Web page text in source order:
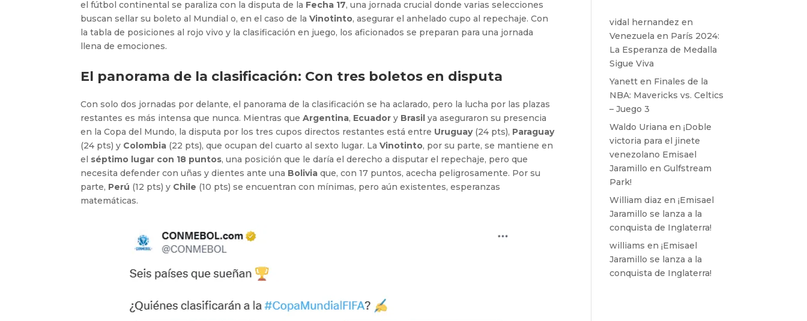
el fútbol continental se paraliza con la disputa de la Fecha 17, una jornada crucial donde varias selecciones
buscan sellar su boleto al Mundial o, en el caso de laVinotinto, asegurar el anhelado cupo al repechaje. Con
la tabla de posiciones al rojo vivo y la clasificación en juego, los aficionados se preparan para una jornada
llena de emociones.
El panorama de la clasificación: Con tres boletos en disputa
Con solo dos jornadas por delante, el panorama de la clasificación se ha aclarado, pero la lucha por las plazas
restantes es más intensa que nunca. Mientras queArgentina, Ecuador y Brasil ya aseguraron su presencia
en la Copa del Mundo, la disputa por los tres cupos directos restantes está entre Uruguay(24 pts), Paraguay
(24 pts) y Colombia (22 pts), que ocupan del cuarto al sexto lugar. LaVinotinto, por su parte, se mantiene en
el séptimo lugar con 18 puntos, una posición que le daría el derecho a disputar el repechaje, pero que
necesita defender con uñas y dientes ante una Bolivia que, con 17 puntos, acecha peligrosamente. Por su
parte, Perú (12 pts) y Chile (10 pts) se encuentran con mínimas, pero aún existentes, esperanzas
matemáticas.
vidal hernandez en
Venezuela en París 2024:
La Esperanza de Medalla
Sigue Viva
Yanett en Finales de la
NBA: Mavericks vs. Celtics
– Juego 3
Waldo Uriana en¡Doble
victoria para el jinete
venezolano Emisael
Jaramillo en Gulfstream
Park!
William diaz en¡Emisael
Jaramillo se lanza a la
conquista de Inglaterra!
williams en¡Emisael
Jaramillo se lanza a la
conquista de Inglaterra!